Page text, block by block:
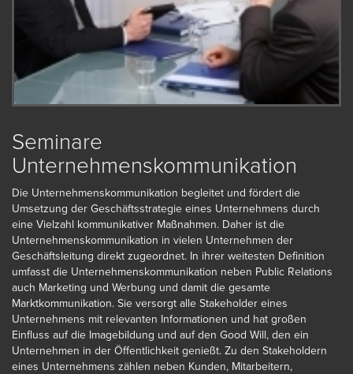
Seminare
Unternehmenskommunikation
Die Unternehmenskommunikation begleitet und fördert die
Umsetzung der Geschäftsstrategie eines Unternehmens durch
eine Vielzahl kommunikativer Maßnahmen. Daher ist die
Unternehmenskommunikation in vielen Unternehmen der
Geschäftsleitung direkt zugeordnet. In ihrer weitesten Definition
umfasst die Unternehmenskommunikation neben Public Relations
auch Marketing und Werbung und damit die gesamte
Marktkommunikation. Sie versorgt alle Stakeholder eines
Unternehmens mit relevanten Informationen und hat großen
Einfluss auf die Imagebildung und auf den Good Will, den ein
Unternehmen in der Öffentlichkeit genießt. Zu den Stakeholdern
eines Unternehmens zählen neben Kunden, Mitarbeitern,